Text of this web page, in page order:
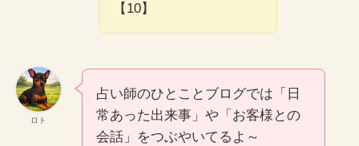
【10】
ロト
占い師のひとことブログでは「日
常あった出来事」や「お客様との
会話」をつぶやいてるよ～